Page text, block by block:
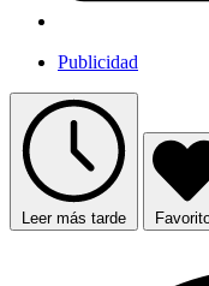
Publicidad
Leer más tarde